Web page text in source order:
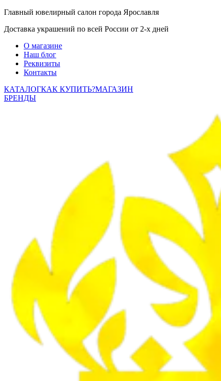
Главный ювелирный салон города Ярославля
Доставка украшений по всей России от 2-х дней
О магазине
Наш блог
Реквизиты
Контакты
КАТАЛОГКАК КУПИТЬ?МАГАЗИН
БРЕНДЫ